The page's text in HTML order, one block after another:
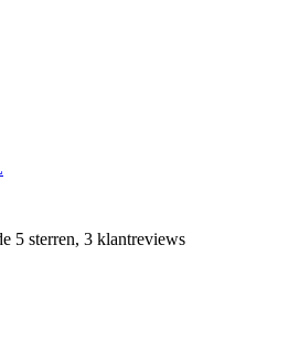
5 sterren, 3 klantreviews